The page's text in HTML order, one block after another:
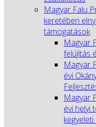
Magyar Falu
keretében
támogatások
Magyar
felújítás
Magyar
évi
Magyar
évi helyi